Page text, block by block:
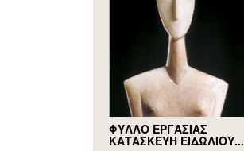
ΦΥΛΛΟ ΕΡΓΑΣΙΑΣ
ΚΑΤΑΣΚΕΥΗ ΕΙΔΩΛΙΟΥ...